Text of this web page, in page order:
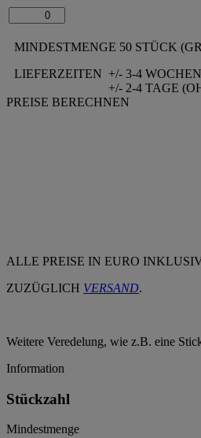
MINDESTMENGE 50 STÜCK
LIEFERZEITEN +/- 3-4
+/- 2-4 TAGE
PREISE BERECHNEN
ALLE PREISE IN EURO
ZUZÜGLICH VERSAND.
Weitere Veredelung, wie z.B. eine
Information
Stückzahl
Mindestmenge